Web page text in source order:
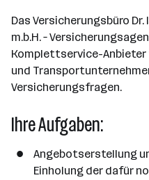
r
l
e
n
g
e
b
e
r
r
b
e
i
t
a
n
d
o
r
e
Das Versicherungsbüro
m.b.H. –
Komplettservice-
und
Versicherungsfragen.
Ihre Aufgaben:
Angebotserstellung
Einholung der dafür